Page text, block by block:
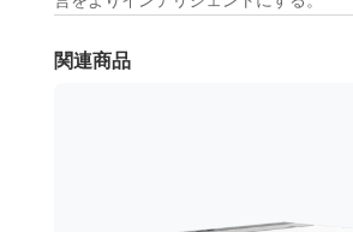
関連商品